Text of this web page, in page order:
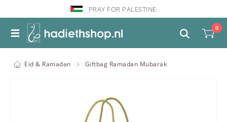
PRAY FOR PALESTINE
0
Eid & Ramadan Giftbag Ramadan Mubarak